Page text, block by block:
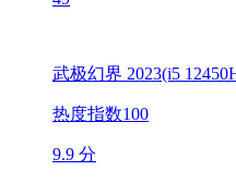
武极幻界 2023(i5
热度指数100
9.9 分